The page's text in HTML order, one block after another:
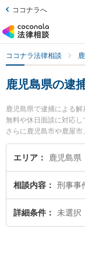
ココナラへ
ココナラ法律相談
鹿児島県の逮
鹿児島県で逮捕による
無料や休日面談に対応し
さらに鹿児島市や鹿屋
事事件に関係する加害
り込み検索もでき便利
注目されています。『
トラブルを今すぐに弁
決の実績豊富な近くの
エリア 鹿児島県
相談内容 刑事事
詳細条件 未選択